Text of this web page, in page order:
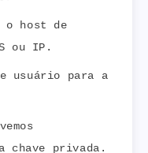
o host de
ou IP.
usuário para a
chave privada.